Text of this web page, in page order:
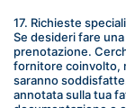
17. Richieste
Se desideri fare
prenotazione.
fornitore coinvolto,
saranno
annotata sulla tua